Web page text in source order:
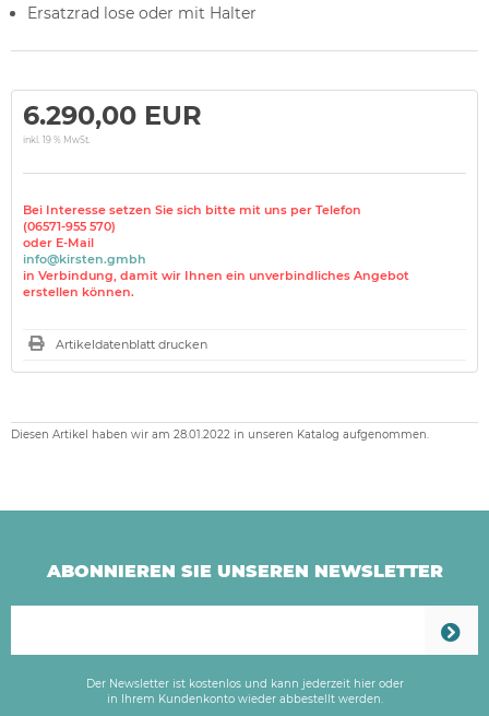
Ersatzrad lose oder mit Halter
6.290,00 EUR
inkl. 19 % MwSt.
Bei Interesse setzen Sie sich bitte mit uns per Telefon
(06571-955 570)
oder E-Mail
info@kirsten.gmbh
in Verbindung, damit wir Ihnen ein unverbindliches Angebot
erstellen können.
Artikeldatenblatt drucken
Diesen Artikel haben wir am 28.01.2022 in unseren Katalog aufgenommen.
ABONNIEREN SIE UNSEREN NEWSLETTER
Der Newsletter ist kostenlos und kann jederzeit hier oder
in Ihrem Kundenkonto wieder abbestellt werden.